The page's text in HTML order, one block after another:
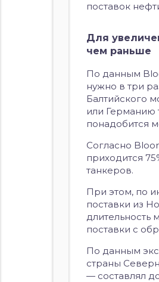
поставок
Для
чем раньше
По данным
нужно в три
Балтийского
или Германию
понадобится
Согласно
приходится
танкеров.
При этом, по
поставки из
длительность
поставки с
По данным
страны
— составлял